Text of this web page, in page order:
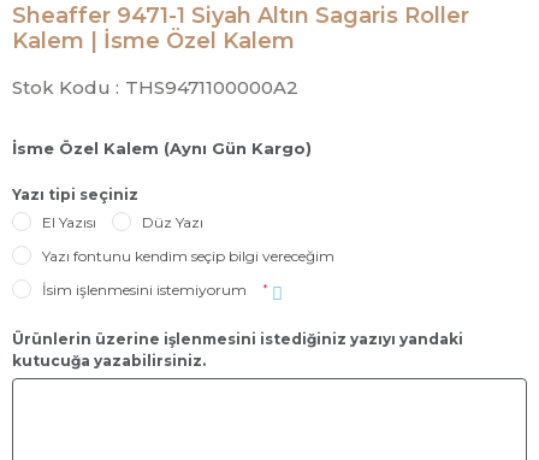
Sheaffer 9471-1 Siyah Altın Sagaris Roller
Kalem | İsme Özel Kalem
Stok Kodu : THS9471100000A2
İsme Özel Kalem (Aynı Gün Kargo)
Yazı tipi seçiniz
El Yazısı
Düz Yazı
Yazı fontunu kendim seçip bilgi vereceğim
İsim işlenmesini istemiyorum
*
Ürünlerin üzerine işlenmesini istediğiniz yazıyı yandaki
kutucuğa yazabilirsiniz.